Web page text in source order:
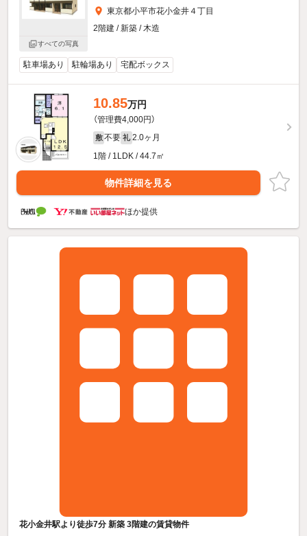
すべての写真
東京都小平市花小金井４丁目
2階建 / 新築 / 木造
駐車場あり 駐輪場あり 宅配ボックス
10.85万円
（管理費4,000円）
敷 不要 礼 2.0ヶ月
1階 / 1LDK / 44.7㎡
物件詳細を見る
ほか提供
花小金井駅より徒歩7分 新築 3階建の賃貸物件